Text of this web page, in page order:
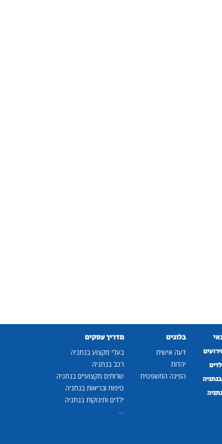
בלוגים
דעה אישית
יהדות
הפינה המשפטית
מדריך עסקים
בעלי מקצוע בנתניה
רכב בנתניה
שרותים מקצועיים בנתניה
טיפוח ובריאות בנתניה
ילדים ותינוקות בנתניה